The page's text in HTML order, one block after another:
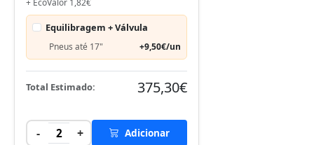
Equilibragem + Válvula
Pneus até 17" +9,50€/un
Total Estimado: 375,30€
- 2 + Adicionar